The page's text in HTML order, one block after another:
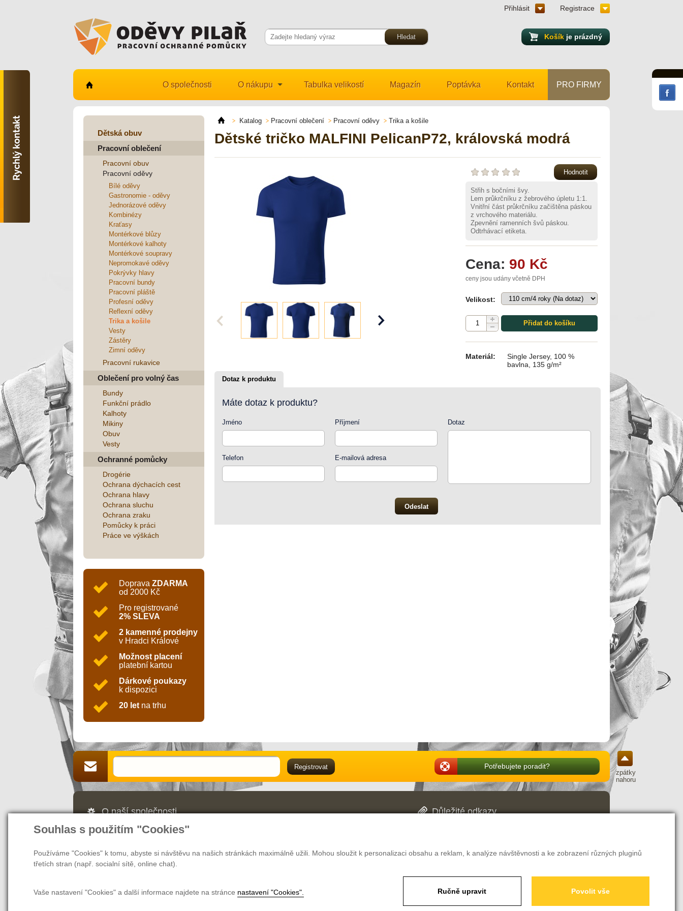
Souhlas s použitím "Cookies"
Používáme "Cookies" k tomu, abyste si návštěvu na našich stránkách maximálně užili. Mohou sloužit k personalizaci obsahu a reklam, k analýze návštěvnosti a ke zobrazení různých pluginů
třetích stran (např. socialní sítě, online chat).
Vaše nastavení "Cookies" a další informace najdete na stránce nastavení "Cookies". Ručně upravit Povolit vše
Košík je prázdný
Přihlásit Registrace
O společnosti O nákupu Tabulka velikostí Magazín Poptávka Kontakt PRO FIRMY
Dětská obuv
Pracovní oblečení
Pracovní obuv
Pracovní oděvy
Bílé oděvy
Gastronomie - oděvy
Jednorázové oděvy
Kombinézy
Kraťasy
Montérkové blůzy
Montérkové kalhoty
Montérkové soupravy
Nepromokavé oděvy
Pokrývky hlavy
Pracovní bundy
Pracovní pláště
Profesní oděvy
Reflexní oděvy
Trika a košile
Vesty
Zástěry
Zimní oděvy
Pracovní rukavice
Oblečení pro volný čas
Bundy
Funkční prádlo
Kalhoty
Mikiny
Obuv
Vesty
Ochranné pomůcky
Drogérie
Ochrana dýchacích cest
Ochrana hlavy
Ochrana sluchu
Ochrana zraku
Pomůcky k práci
Práce ve výškách
Doprava ZDARMA
od 2000 Kč
Pro registrované
2% SLEVA
2 kamenné prodejny
v Hradci Králové
Možnost placení
platební kartou
Dárkové poukazy
k dispozici
20 let na trhu
Katalog Pracovní oblečení Pracovní oděvy Trika a košile
Dětské tričko MALFINI PelicanP72, královská modrá
Hodnotit
Střih s bočními švy.
Lem průkrčníku z žebrového úpletu 1:1.
Vnitřní část průkrčníku začištěna páskou
z vrchového materiálu.
Zpevnění ramenních švů páskou.
Odtrhávací etiketa.
Cena: 90 Kč
ceny jsou udány včetně DPH
Velikost:
Přidat do košíku
Materiál:
Single Jersey, 100 %
bavlna, 135 g/m²
Dotaz k produktu
Máte dotaz k produktu?
Jméno
Telefon
Příjmení
E-mailová adresa
Dotaz
Kontaktujte nás
info@odevy-pilar.cz
Potřebujete poradit?
O naší společnosti
Jsme Vaším partnerem a prodejcem v oblasti pracovně ochranných pomůcek. Mimo
další užitečné informace nejen pro zaměstnavatele.
Důležité odkazy
Poučení o odstoupení od smlouvy
zpátky
nahoru